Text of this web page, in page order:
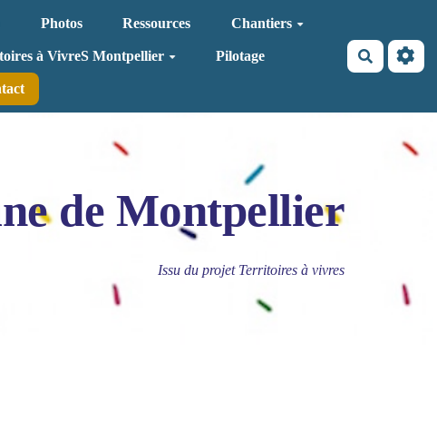
Photos Ressources Chantiers
à VivreS Montpellier Pilotage
de Montpellier
Issu du projet Territoires à vivres